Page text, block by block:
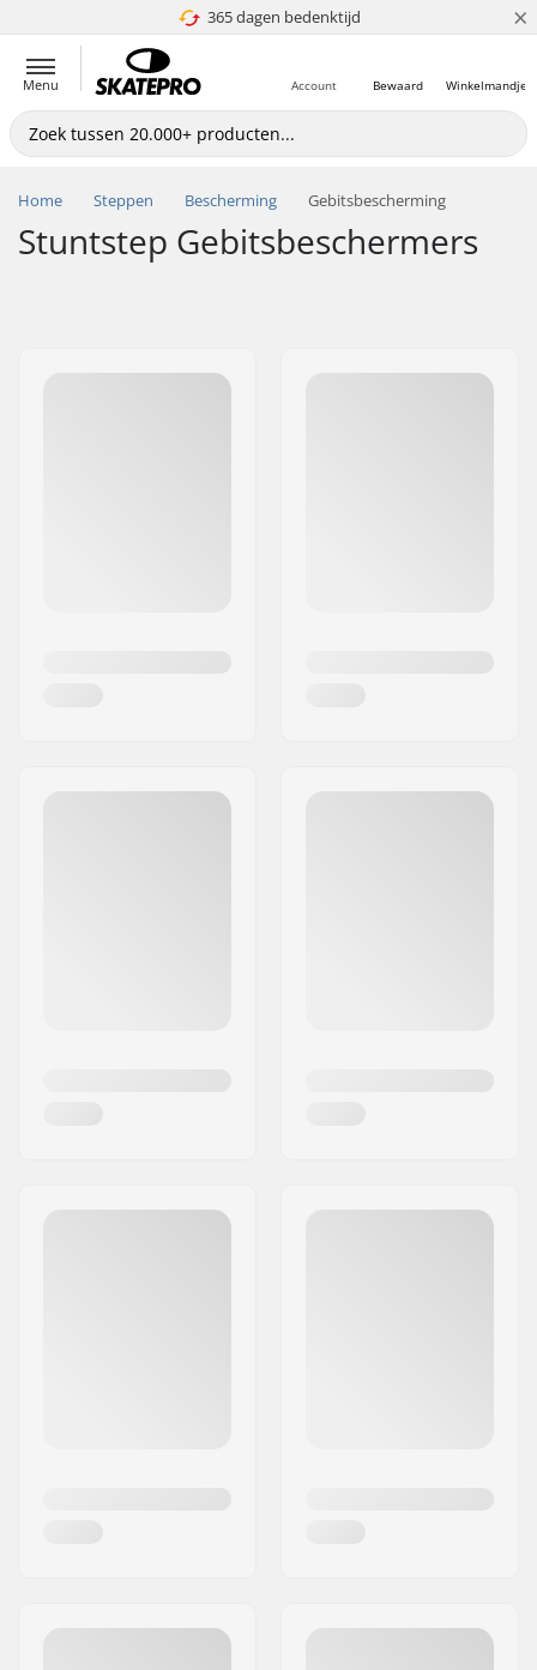
365 dagen bedenktijd
4.8 van 5 ×
Menu Winkelmandje
Bewaard
Account
Home Steppen Bescherming Gebitsbescherming
Stuntstep Gebitsbeschermers